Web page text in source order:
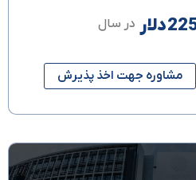
در سال
مشاوره جهت اخذ پذیرش